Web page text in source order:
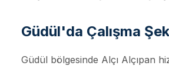
Güdül'da Çalışma
Güdül bölgesinde Alçı Alçıpan